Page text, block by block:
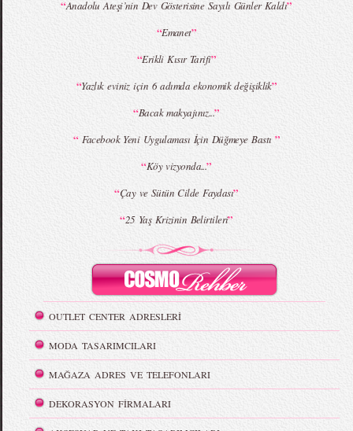
MBFWI - Giray Sepin 2015 Yaz Koleksiyonu MBFWI - Burçe Bekrek 2015 Yaz Koleksiyonu
“Anadolu Ateşi’nin Dev Gösterisine Sayılı Günler Kaldı”
“Emanet”
“Erikli Kısır Tarifi”
“Yazlık eviniz için 6 adımda ekonomik değişiklik”
“Bacak makyajınız...”
“Facebook Yeni Uygulaması İçin Düğmeye Bastı ”
“Köy vizyonda...”
“Çay ve Sütün Cilde Faydası”
“25 Yaş Krizinin Belirtileri”
OUTLET CENTER ADRESLERİ
MODA TASARIMCILARI
MAĞAZA ADRES VE TELEFONLARI
DEKORASYON FİRMALARI